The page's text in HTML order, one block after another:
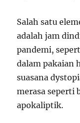
Salah satu
adalah jam
pandemi,
dalam pakaian
suasana
merasa seperti
apokaliptik.